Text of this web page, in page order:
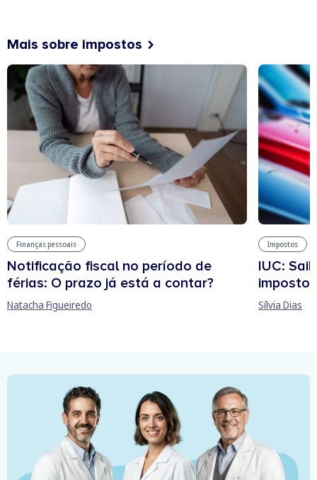
Mais sobre impostos
Finanças pessoais
Notificação fiscal no período de
férias: O prazo já está a contar?
Natacha Figueiredo
Impostos
IUC:
imposto
Sílvia Dias